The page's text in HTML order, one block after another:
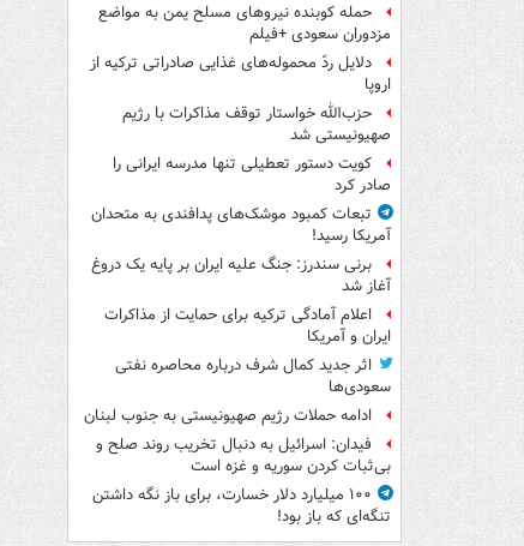
حمله کوبنده نیروهای مسلح یمن به مواضع
مزدوران سعودی +فیلم
دلایل ردّ محموله‌های غذایی صادراتی ترکیه از
اروپا
حزب‌الله خواستار توقف مذاکرات با رژیم
صهیونیستی شد
کویت دستور تعطیلی تنها مدرسه ایرانی را
صادر کرد
تبعات کمبود موشک‌های پدافندی به متحدان
آمریکا رسید!
برنی سندرز: جنگ علیه ایران بر پایه یک دروغ
آغاز شد
اعلام آمادگی ترکیه برای حمایت از مذاکرات
ایران و آمریکا
اثر جدید کمال شرف درباره محاصره نفتی
سعودی‌ها
ادامه حملات رژیم صهیونیستی به جنوب لبنان
فیدان: اسرائیل به دنبال تخریب روند صلح و
بی‌ثبات کردن سوریه و غزه است
۱۰۰ میلیارد دلار خسارت، برای باز نگه داشتن
تنگه‌ای که باز بود!